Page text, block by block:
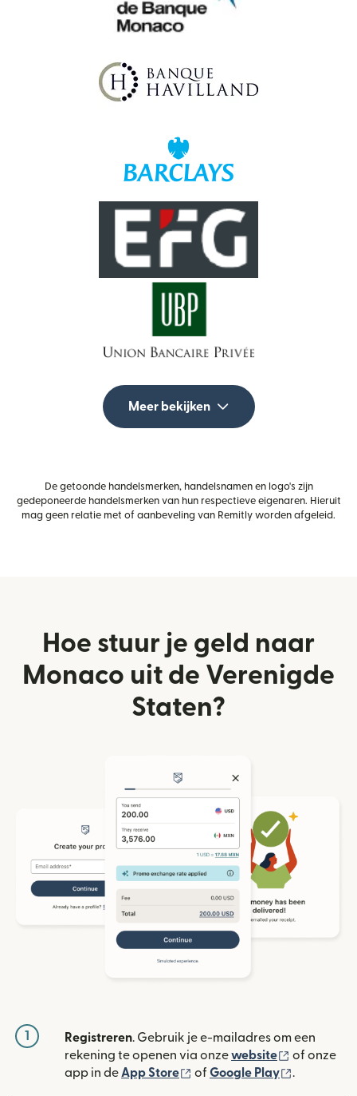
Meer bekijken
De getoonde handelsmerken, handelsnamen en logo's zijn
gedeponeerde handelsmerken van hun respectieve eigenaren. Hieruit
mag geen relatie met of aanbeveling van Remitly worden afgeleid.
Hoe stuur je geld naar
Monaco uit de Verenigde
Staten?
1 Registreren. Gebruik je e-mailadres om een
rekening te openen via onzewebsite (wordt
of onze
app in de App Store (wordt geopend in een
of Google Play .